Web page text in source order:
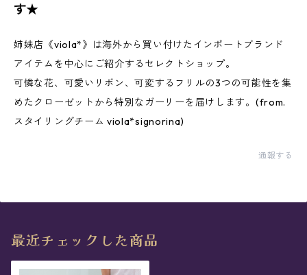
す★
姉妹店《viola*》は海外から買い付けたインポートブランド
アイテムを中心にご紹介するセレクトショップ。
可憐な花、可愛いリボン、可変するフリルの3つの可能性を集
めたクローゼットから特別なガーリーを届けします。(from.
スタイリングチーム viola*signorina)
通報する
最近チェックした商品